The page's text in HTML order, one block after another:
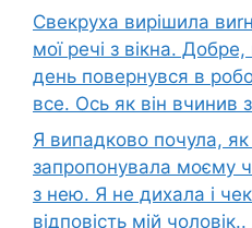
Свекруха вирішила
мої речі з вікна.
день повернувся в
все. Ось як він вчинив
Я випадково почула,
запропонувала моєму
з нею. Я не дихала і
відповість мій чоловік..